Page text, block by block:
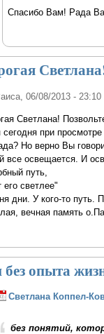
Спасибо Вам! Рада
, 06/08/2013 - 23:10
Светлана!
сегодня при
Но верно Вы
все освещается. И
путь,
его светлее"
дни. У кого-то путь.
вечная память
без опыта
Светлана Коппел-
без понятий,